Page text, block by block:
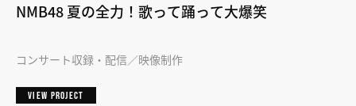
NMB48 夏の全力！歌って踊って大爆笑
コンサート収録・配信 映像制作
VIEW PROJECT